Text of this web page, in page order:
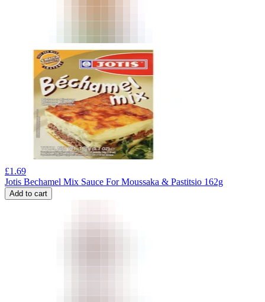
£1.69
Jotis Bechamel Mix Sauce For Moussaka & Pastitsio 162g
Add to cart